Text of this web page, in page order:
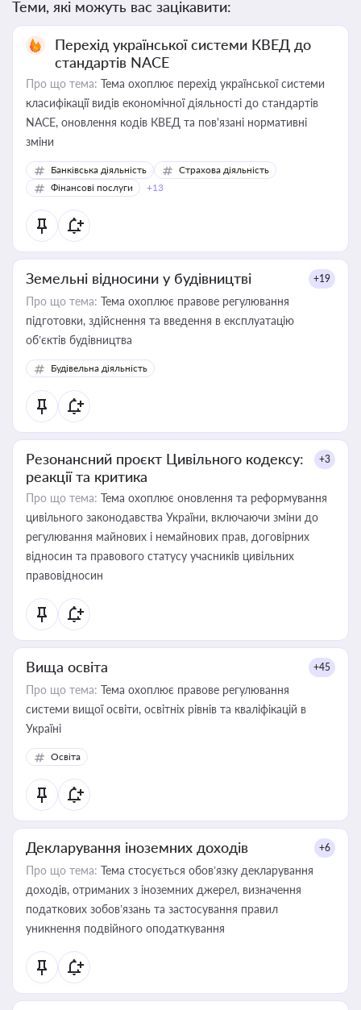
Теми, які можуть вас зацікавити:
Перехід української системи КВЕД до
стандартів NACE
Про що тема: Тема охоплює перехід української системи
класифікації видів економічної діяльності до стандартів
NACE, оновлення кодів КВЕД та пов'язані нормативні
зміни
Банківська діяльність
Страхова діяльність
Фінансові послуги
+13
Земельні відносини у будівництві +19
Про що тема: Тема охоплює правове регулювання
підготовки, здійснення та введення в експлуатацію
об’єктів будівництва
Будівельна діяльність
Резонансний проєкт Цивільного кодексу:
реакції та критика
+3
Про що тема: Тема охоплює оновлення та реформування
цивільного законодавства України, включаючи зміни до
регулювання майнових і немайнових прав, договірних
відносин та правового статусу учасників цивільних
правовідносин
Вища освіта +45
Про що тема: Тема охоплює правове регулювання
системи вищої освіти, освітніх рівнів та кваліфікацій в
Україні
Освіта
Декларування іноземних доходів +6
Про що тема: Тема стосується обов’язку декларування
доходів, отриманих з іноземних джерел, визначення
податкових зобов’язань та застосування правил
уникнення подвійного оподаткування